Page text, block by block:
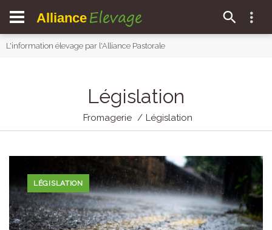
Alliance Elevage
L'information élevage par l'Alliance Pastorale
Législation
Fromagerie Législation
LÉGISLATION